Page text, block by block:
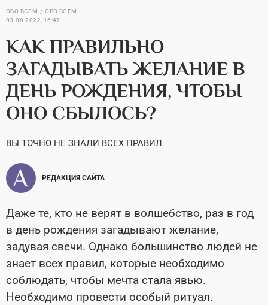
ОБО ВСЕМ
ОБО ВСЕМ
03.08.2022, 16:47
КАК ПРАВИЛЬНО
ЗАГАДЫВАТЬ ЖЕЛАНИЕ В
ДЕНЬ РОЖДЕНИЯ, ЧТОБЫ
ОНО СБЫЛОСЬ?
ВЫ ТОЧНО НЕ ЗНАЛИ ВСЕХ ПРАВИЛ
РЕДАКЦИЯ САЙТА
Даже те, кто не верят в волшебство, раз в год
в день рождения загадывают желание,
задувая свечи. Однако большинство людей не
знает всех правил, которые необходимо
соблюдать, чтобы мечта стала явью.
Необходимо провести особый ритуал.